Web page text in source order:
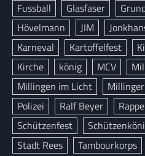
Fussball
Glasfaser
Hövelmann
JIM
Karneval
Kartoffelfest
Kirche
könig MCV
Millingen im Licht
Polizei
Ralf Beyer
Schützenfest
Stadt Rees
Tambourkorps